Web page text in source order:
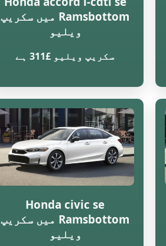
Ramsbottom میں سکریپ
ویلیو
سکریپ ویلیو £311 ہے
Honda civic se
Ramsbottom میں سکریپ
ویلیو